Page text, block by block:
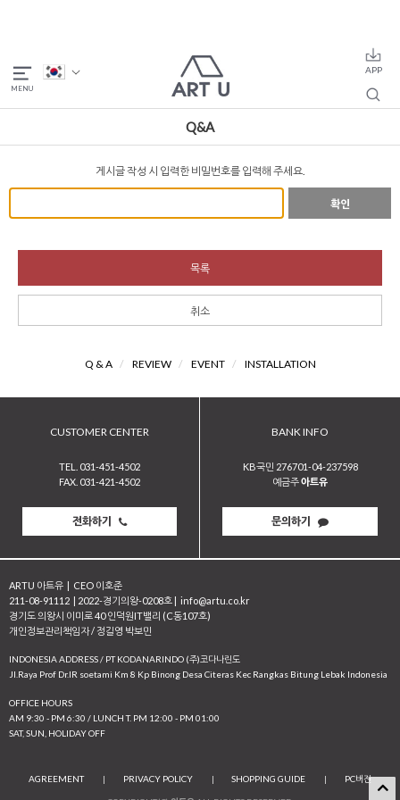
Q&A
게시글 작성 시 입력한 비밀번호를 입력해 주세요.
확인
목록
취소
Q & A / REVIEW / EVENT / INSTALLATION
CUSTOMER CENTER
TEL. 031-451-4502
FAX. 031-421-4502
전화하기
BANK INFO
KB국민 276701-04-237598
예금주아트유
문의하기
ARTU 아트유 | CEO 이호준
211-08-91112 | 2022-경기의왕-0208호 | info@artu.co.kr
경기도 의왕시 이미로 40 인덕원IT밸리 (C동107호)
개인정보관리책임자 / 정길영 박보민
INDONESIA ADDRESS / PT KODANARINDO (주)코다나린도
JI.Raya Prof Dr.IR soetami Km 8 Kp Binong Desa Citeras Kec Rangkas Bitung Lebak Indonesia
OFFICE HOURS
AM 9:30 - PM 6:30 / LUNCH T. PM 12:00 - PM 01:00
SAT, SUN, HOLIDAY OFF
AGREEMENT | PRIVACY POLICY | SHOPPING GUIDE | PC버전